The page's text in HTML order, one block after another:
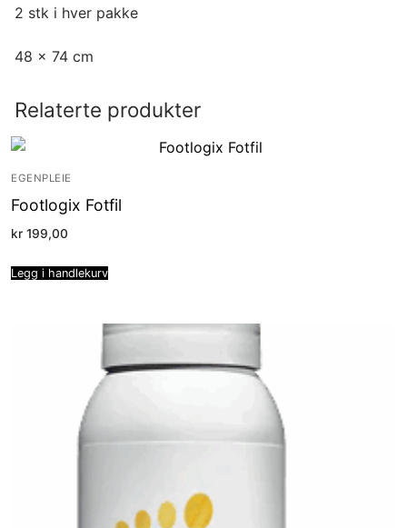
2 stk i hver pakke
48 x 74 cm
Relaterte produkter
EGENPLEIE
Footlogix Fotfil
kr 199,00
Legg i handlekurv